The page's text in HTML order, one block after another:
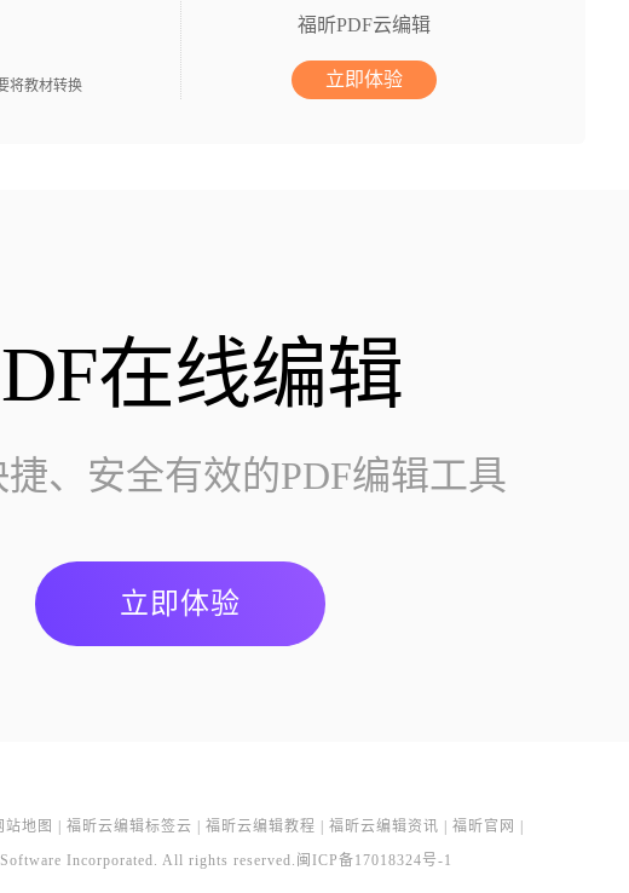
将教材转换
福昕PDF云编辑
立即体验
在线编辑
、安全有效的PDF编辑工具
立即体验
站地图 福昕云编辑标签云 福昕云编辑教程 福昕云编辑资讯 福昕官网
Incorporated. All rights reserved. 闽ICP备17018324号-1